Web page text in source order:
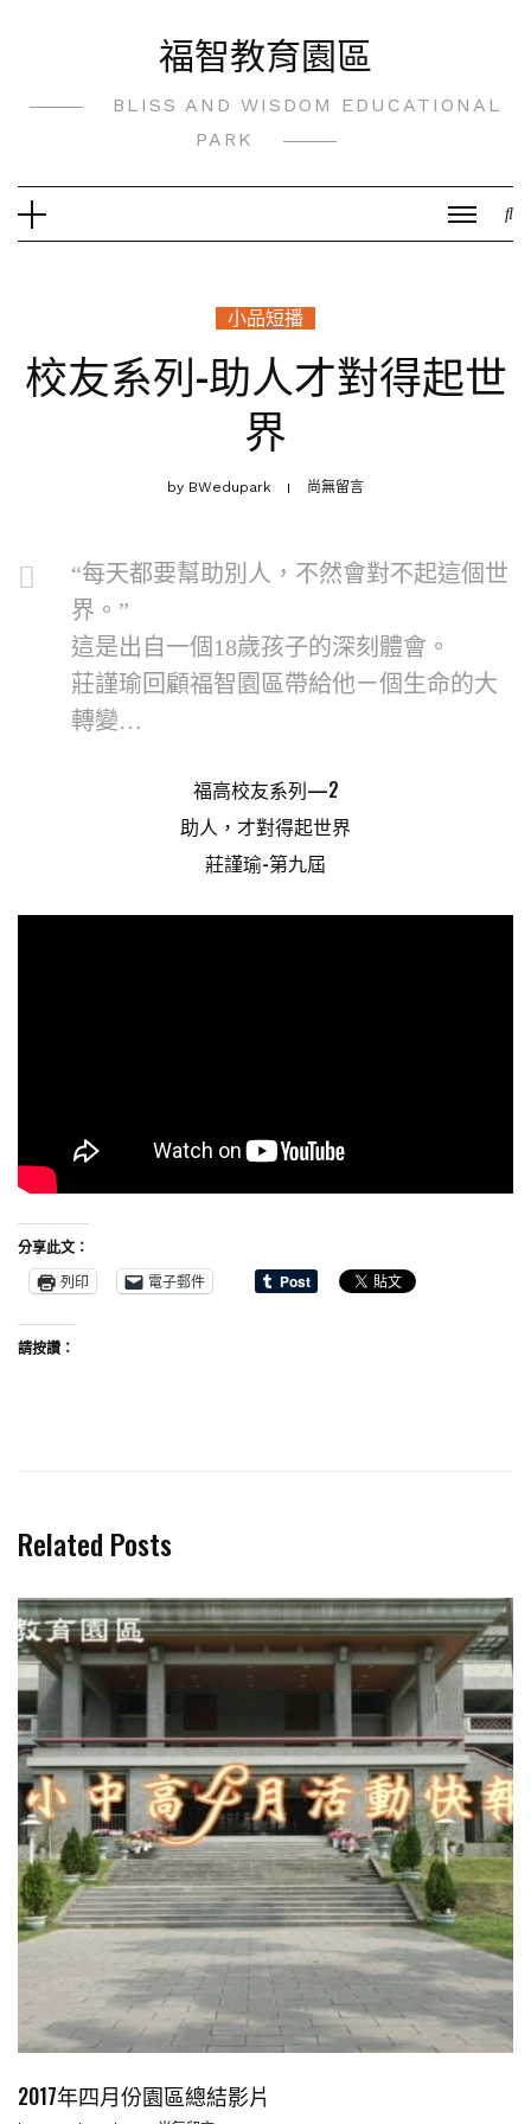
福智教育園區
BLISS AND WISDOM EDUCATIONAL
PARK
小品短播
校友系列-助人才對得起世
界
by BWedupark 尚無留言
“每天都要幫助別人，不然會對不起這個世
界。”
這是出自一個18歲孩子的深刻體會。
莊謹瑜回顧福智園區帶給他ㄧ個生命的大
轉變…
福高校友系列—2
助人，才對得起世界
莊謹瑜-第九屆
分享此文：
列印
電子郵件
請按讚：
Related Posts
2017年四月份園區總結影片